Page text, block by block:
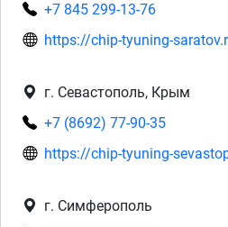
+7 845 299-13-76
https://chip-tyuning-
г. Севастополь, Крым
+7 (8692) 77-90-35
https://chip-tyuning-
г. Симферополь